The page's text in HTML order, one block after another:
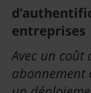
entreprises
Avec un coût
abonnement